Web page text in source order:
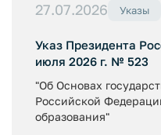
27.07.2026 Указы
Указ Президента
июля 2026 г. № 523
"Об Основах
Российской
образования"